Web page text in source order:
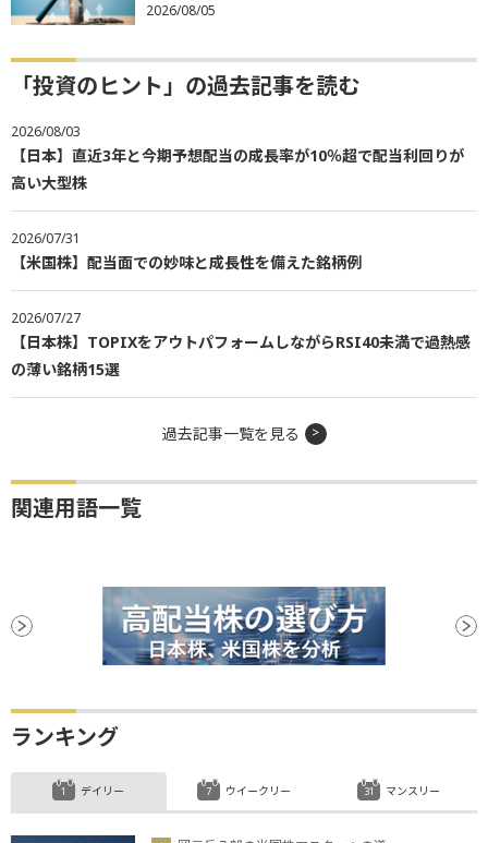
2026/08/05
「投資のヒント」の過去記事を読む
2026/08/03
【日本】直近3年と今期予想配当の成長率が10％超で配当利回りが
高い大型株
2026/07/31
【米国株】配当面での妙味と成長性を備えた銘柄例
2026/07/27
【日本株】TOPIXをアウトパフォームしながらRSI40未満で過熱感
の薄い銘柄15選
過去記事一覧を見る
関連用語一覧
ランキング
デイリー ウイークリー マンスリー